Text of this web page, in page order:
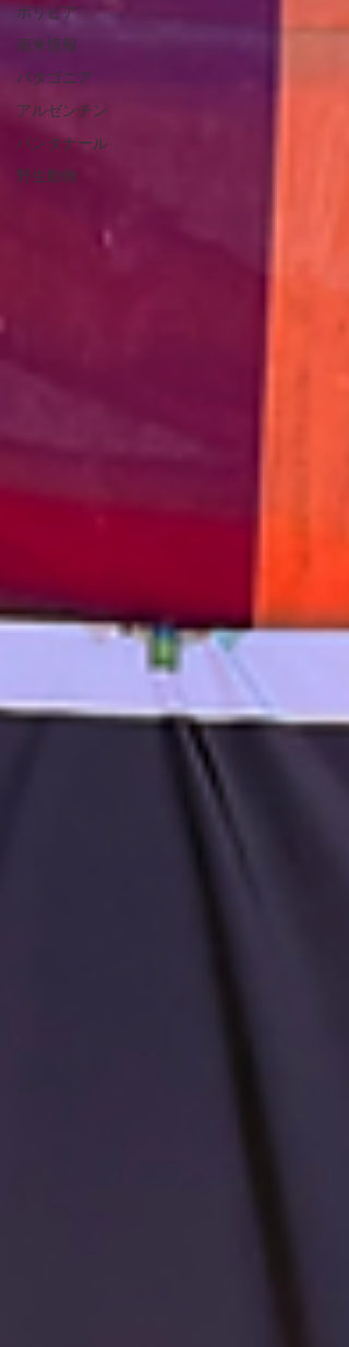
ボリビア
南米情報
パタゴニア
アルゼンチン
パンタナール
野生動物